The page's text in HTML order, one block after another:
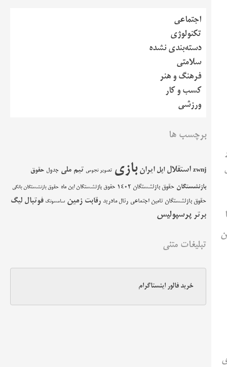
اجتماعی
تکنولوژی
دسته‌بندی نشده
سلامتی
فرهنگ و هنر
کسب و کار
ورزشی
برچسب ها
zwnj استقلال اپل ایران بازی تصویر نجومی تیم ملی جدول حقوق
بازنشستگان حقوق بازنشستگان 1402 حقوق بازنشستگان این ماه حقوق بازنشستگان بانکی
حقوق بازنشستگان تامین اجتماعی رئال مادرید رقابت زمین سامسونگ فوتبال لیگ
برتر پرسپولیس
تبلیغات متنی
خرید فالور اینستاگرام